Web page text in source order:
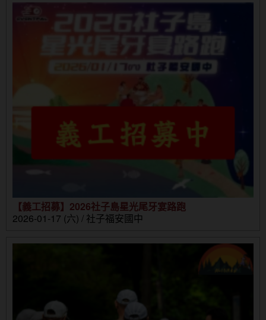
【義工招募】2026社子島星光尾牙宴路跑
2026-01-17 (六) / 社子福安國中